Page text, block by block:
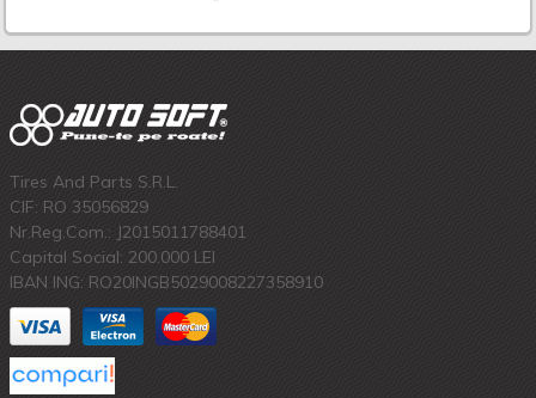
Tires And Parts S.R.L.
CIF: RO 35056829
Nr.Reg.Com.: J2015011788401
Capital Social: 200.000 LEI
IBAN ING: RO20INGB5029008227358910